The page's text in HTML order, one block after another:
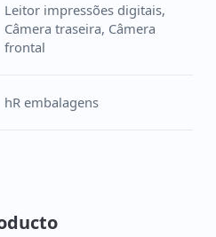
Leitor impressões digitais,
Câmera traseira, Câmera
frontal
hR embalagens